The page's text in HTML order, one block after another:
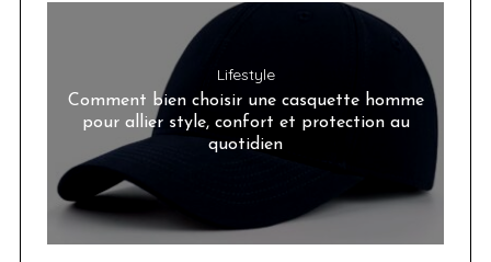
Lifestyle
Comment bien choisir une casquette homme
pour allier style, confort et protection au
quotidien